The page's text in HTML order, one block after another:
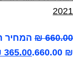
2021
₪660.00
המחיר
₪ 660.00.
365.00